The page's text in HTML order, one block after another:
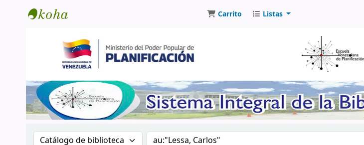
Carrito Listas
Buscar en el catálogo por:Buscar en el catálogo por palabra clave